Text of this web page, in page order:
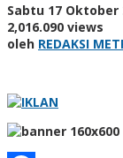
Sabtu 17 Oktober
2,016.090 views
oleh REDAKSI